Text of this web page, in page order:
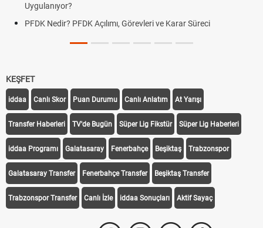
Uygulanıyor?
PFDK Nedir? PFDK Açılımı, Görevleri ve Karar Süreci
KEŞFET
iddaa Canlı Skor Puan Durumu Canlı Anlatım At Yarışı
Transfer Haberleri TV'de Bugün Süper Lig Fikstür Süper Lig Haberleri
iddaa Programı Galatasaray Fenerbahçe Beşiktaş Trabzonspor
Galatasaray Transfer Fenerbahçe Transfer Beşiktaş Transfer
Trabzonspor Transfer Canlı İzle iddaa Sonuçları Aktif Sayaç